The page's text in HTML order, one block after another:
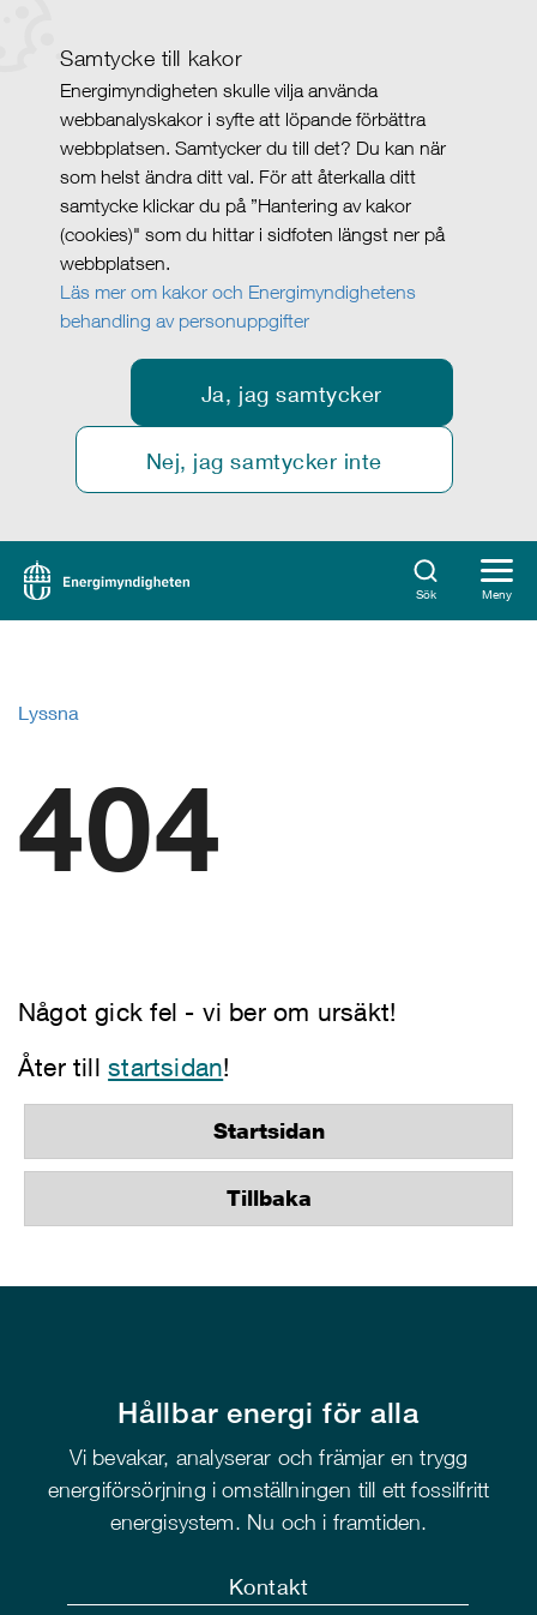
Samtycke till kakor
Energimyndigheten skulle vilja använda
webbanalyskakor i syfte att löpande förbättra
webbplatsen. Samtycker du till det? Du kan när
som helst ändra ditt val. För att återkalla ditt
samtycke klickar du på ”Hantering av kakor
(cookies)" som du hittar i sidfoten längst ner på
webbplatsen.
Läs mer om kakor och Energimyndighetens
behandling av personuppgifter
Ja, jag samtycker
Nej, jag samtycker inte
Sök Meny
Lyssna
404
Något gick fel - vi ber om ursäkt!
Åter tillstartsidan!
Startsidan
Tillbaka
Hållbar energi för alla
Vi bevakar, analyserar och främjar en trygg
energiförsörjning i omställningen till ett fossilfritt
energisystem. Nu och i framtiden.
Kontakt